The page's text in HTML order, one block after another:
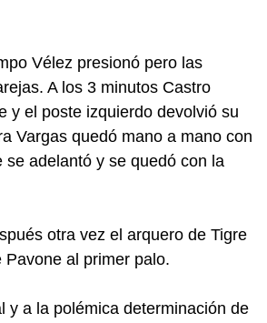
Vélez presionó pero las
A los 3 minutos Castro
y el poste izquierdo devolvió su
Vargas quedó mano a mano con
se adelantó y se quedó con la
otra vez el arquero de Tigre
al primer palo.
y a la polémica determinación de